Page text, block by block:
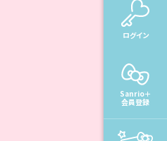
ログイン
Sanrio＋
会員登録